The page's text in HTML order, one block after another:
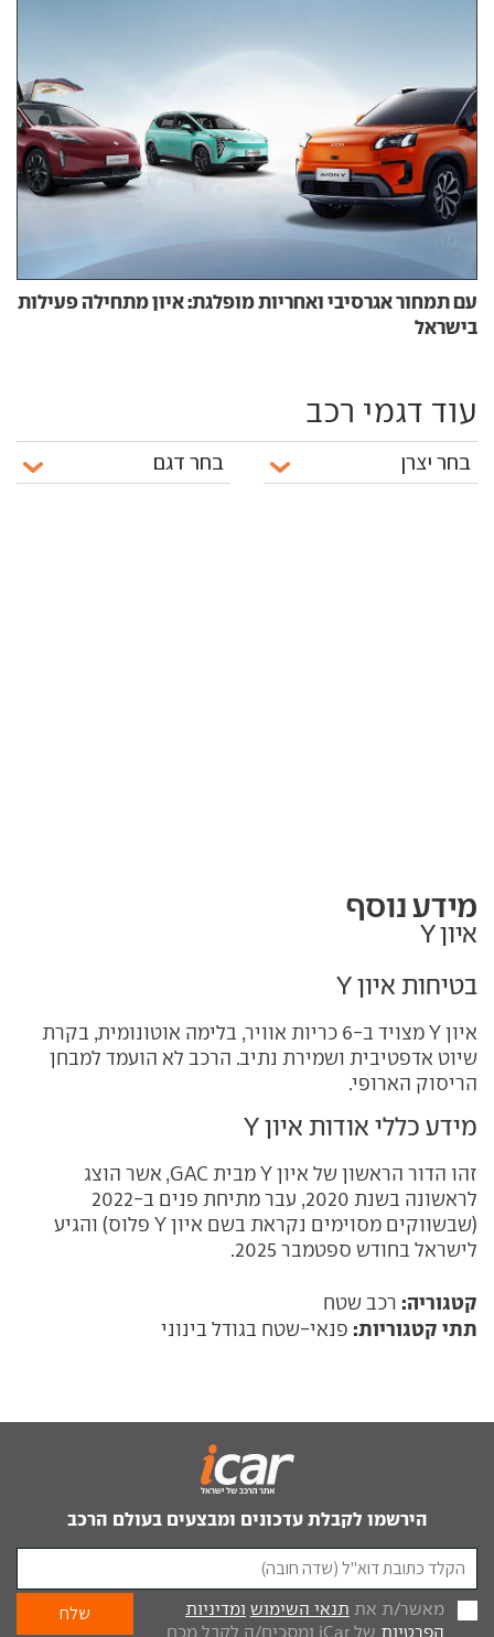
עם תמחור אגרסיבי ואחריות מופלגת: איון מתחילה פעילות
בישראל
עוד דגמי רכב
מידע נוסף
איון Y
בטיחות איון Y
איון Y מצויד ב-6 כריות אוויר, בלימה אוטונומית, בקרת
שיוט אדפטיבית ושמירת נתיב. הרכב לא הועמד למבחן
הריסוק הארופי.
מידע כללי אודות איון Y
זהו הדור הראשון של איון Y מבית GAC, אשר הוצג
לראשונה בשנת 2020, עבר מתיחת פנים ב-2022
(שבשווקים מסוימים נקראת בשם איון Y פלוס) והגיע
לישראל בחודש ספטמבר 2025.
קטגוריה: רכב שטח
תתי קטגוריות: פנאי-שטח בגודל בינוני
הירשמו לקבלת עדכונים ומבצעים בעולם הרכב
מאשר/ת את תנאי השימוש ומדיניות
הפרטיות
של iCar ומסכים/ה לקבל מכם